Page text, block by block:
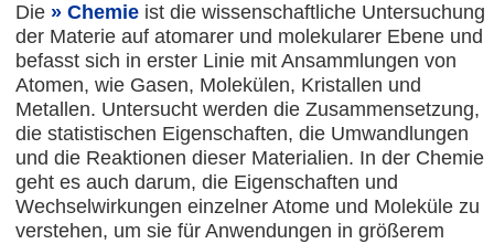
Die
Chemieist die wissenschaftliche Untersuchung
der Materie auf atomarer und molekularer Ebene und
befasst sich in erster Linie mit Ansammlungen von
Atomen, wie Gasen, Molekülen, Kristallen und
Metallen. Untersucht werden die Zusammensetzung,
die statistischen Eigenschaften, die Umwandlungen
und die Reaktionen dieser Materialien. In der Chemie
geht es auch darum, die Eigenschaften und
Wechselwirkungen einzelner Atome und Moleküle zu
verstehen, um sie für Anwendungen in größerem